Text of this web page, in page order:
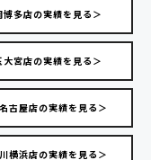
博多店の実績を見る＞
大宮店の実績を見る＞
古屋店の実績を見る＞
横浜店の実績を見る＞